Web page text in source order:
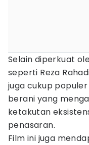
Selain diperkuat
seperti Reza
juga cukup
berani yang
ketakutan
penasaran.
Film ini juga